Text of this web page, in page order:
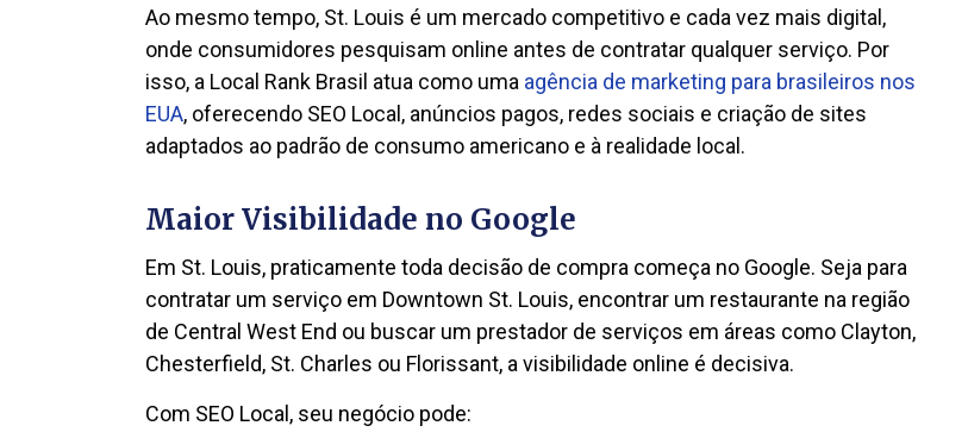
Ao mesmo tempo, St. Louis é um mercado competitivo e cada vez mais digital,
onde consumidores pesquisam online antes de contratar qualquer serviço. Por
isso, a Local Rank Brasil atua como uma agência de marketing para brasileiros nos
EUA, oferecendo SEO Local, anúncios pagos, redes sociais e criação de sites
adaptados ao padrão de consumo americano e à realidade local.
Maior Visibilidade no Google
Em St. Louis, praticamente toda decisão de compra começa no Google. Seja para
contratar um serviço em Downtown St. Louis, encontrar um restaurante na região
de Central West End ou buscar um prestador de serviços em áreas como Clayton,
Chesterfield, St. Charles ou Florissant, a visibilidade online é decisiva.
Com SEO Local, seu negócio pode: